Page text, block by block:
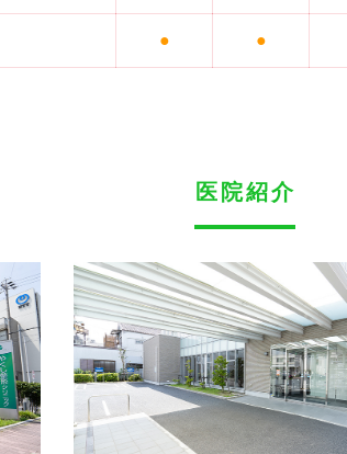
● ●
医院紹介